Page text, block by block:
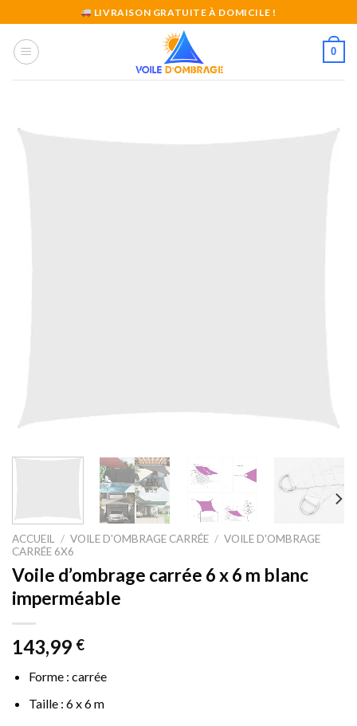
to
content
LIVRAISON GRATUITE À DOMICILE !
0
ACCUEIL / VOILE D'OMBRAGE CARRÉE / VOILE D'OMBRAGE
CARRÉE 6X6
Voile d’ombrage carrée 6 x 6 m blanc
imperméable
143,99 €
Forme : carrée
Taille : 6 x 6 m